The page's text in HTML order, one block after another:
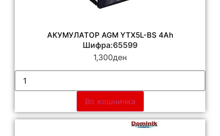
АКУМУЛАТОР AGM YTX5L-BS 4Ah
Шифра:65599
1,300ден
Во кошничка